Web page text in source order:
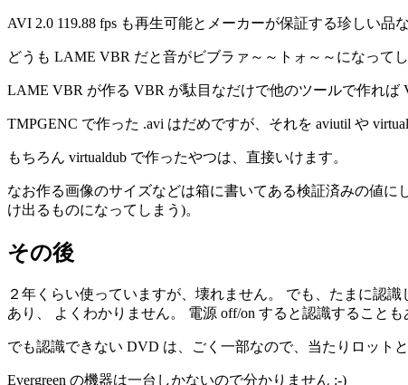
AVI 2.0 119.88 fps も再生可能とメーカーが保証する珍しい品
どうも LAME VBR だと音がビブラァ～～トォ～～になってし
LAME VBR が作る VBR が駄目なだけで他のツールで作れば
TMPGENC で作った .avi はだめですが、それを aviutil や
もちろん virtualdub で作ったやつは、直接いけます。
なお作る画像のサイズなどは箱に書いてある検証済みの値に
け出るものになってしまう)。
その後
２年くらい使っていますが、壊れません。 でも、たまに認
あり、 よくわかりません。 電源 off/on すると認識すること
でも認識できない DVD は、ごく一部なので、当たりロット
Evergreen の機器は一台しかないので分かりません :-)